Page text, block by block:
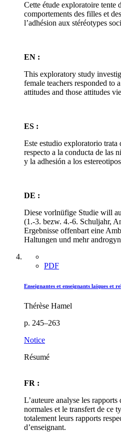
Cette étude exploratoire tente
comportements des filles et
l’adhésion aux stéréotypes
EN :
This exploratory study
female teachers responded to
attitudes and those attitudes
ES :
Este estudio exploratorio trata
respecto a la conducta de las
y la adhesión a los
DE :
Diese vorlnüfige Studie will
(1.-3. bezw. 4.-6. Schuljahr,
Ergebnisse offenbart eine
Haltungen und mehr
PDF
Enseignantes et enseignants laïques
Thérèse Hamel
p. 245–263
Notice
Résumé
FR :
L’auteure analyse les
normales et le transfert de ce
totalement leurs rapports
d’enseignant.